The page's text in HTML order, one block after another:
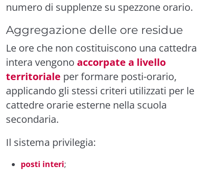
numero di supplenze su spezzone orario.
Aggregazione delle ore residue
Le ore che non costituiscono una cattedra
intera vengono accorpate a livello
territoriale per formare posti-orario,
applicando gli stessi criteri utilizzati per le
cattedre orarie esterne nella scuola
secondaria.
Il sistema privilegia:
posti interi;